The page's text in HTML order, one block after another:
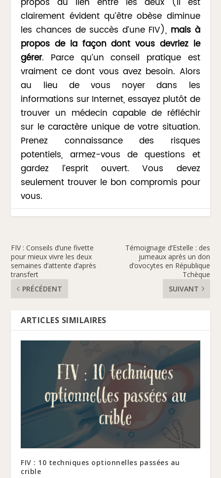
clairement évident qu’être obèse diminue
les chances de succès d’une FIV), mais à
propos de la façon dont vous devriez le
gérer. Parce qu’un conseil pratique est
vraiment ce dont vous avez besoin. Alors
au lieu de vous noyer dans les
informations sur Internet, essayez plutôt de
trouver un médecin capable de réfléchir
sur le caractère unique de votre situation.
Prenez connaissance des risques
potentiels, armez-vous de questions et
gardez l’esprit ouvert. Vous devez
seulement trouver le bon compromis pour
vous.
FIV : Conseils d’une fivette
pour mieux vivre les deux
semaines d’attente d’après
transfert
PRÉCÉDENT
Témoignage d’Estelle : des
jumeaux après un don
d’ovocytes en République
Tchèque
SUIVANT
ARTICLES SIMILAIRES
FIV : 10 techniques optionnelles passées au
crible